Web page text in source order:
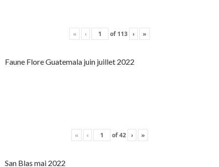
« ‹ of 113 › »
Faune Flore Guatemala juin juillet 2022
« ‹ of42 › »
San Blas mai 2022